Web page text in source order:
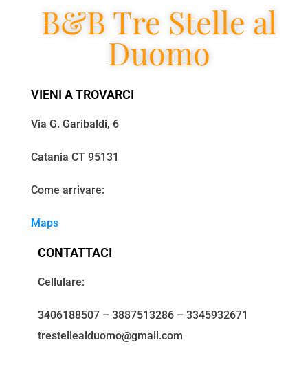
B&B Tre Stelle al
Duomo
VIENI A TROVARCI
Via G. Garibaldi, 6
Catania CT 95131
Come arrivare:
Maps
CONTATTACI
Cellulare:
3406188507 – 3887513286 – 3345932671
trestellealduomo@gmail.com